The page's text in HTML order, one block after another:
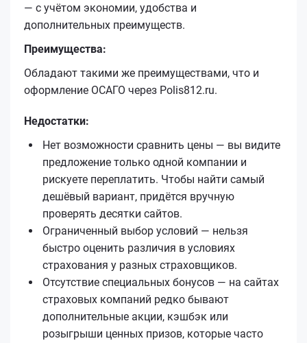
— с учётом экономии, удобства и
дополнительных преимуществ.
Преимущества:
Обладают такими же преимуществами, что и
оформление ОСАГО через Polis812.ru.
Недостатки:
Нет возможности сравнить цены — вы видите
предложение только одной компании и
рискуете переплатить. Чтобы найти самый
дешёвый вариант, придётся вручную
проверять десятки сайтов.
Ограниченный выбор условий — нельзя
быстро оценить различия в условиях
страхования у разных страховщиков.
Отсутствие специальных бонусов — на сайтах
страховых компаний редко бывают
дополнительные акции, кэшбэк или
розыгрыши ценных призов, которые часто